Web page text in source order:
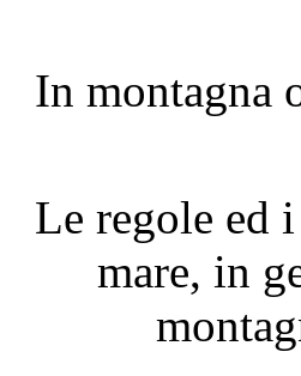
In montagna
Le regole ed
mare, in